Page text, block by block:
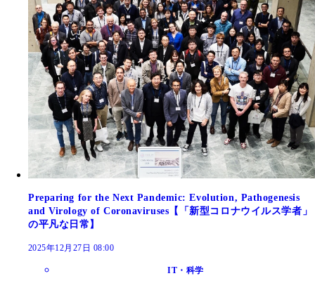
Preparing for the Next Pandemic: Evolution, Pathogenesis
and Virology of Coronaviruses【「新型コロナウイルス学者」
の平凡な日常】
2025年12月27日 08:00
IT・科学